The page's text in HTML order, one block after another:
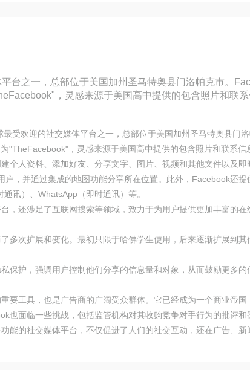
台之一，总部位于美国加州圣马特奥县门洛帕克市。
，灵感来源于美国高中提供的包含照片和联系
受欢迎的社交媒体平台之一，总部位于美国加州圣马特奥县门
"TheFacebook"，灵感来源于美国高中提供的包含照片和联系信
个人资料、添加好友、分享文字、图片、视频和其他文件以及
户，并通过集成的地图功能分享所在位置。此外，Facebook还
讯）、WhatsApp（即时通讯）等。
，还涉足了互联网搜索等领域，致力于为用户提供更加丰富的
多次扩展和变化。最初只限于哈佛学生使用，后来逐渐扩展到
保护，强调用户控制他们分享的信息量和对象，从而鼓励更多的
要工具，也是广告商的广阔受众群体。它已经成为一个商业帝
也面临一些挑战，包括监管机构对其收购竞争对手行为的批评和
能的社交媒体平台，不仅促进了人们的社交互动，还在广告、